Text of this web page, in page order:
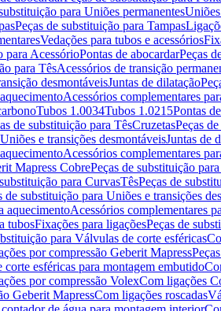
para Uniões permanentes
Peças de substituição para Tampas
Vedações para tubos e acessórios
para AcessórioPontas de abocardarPeças
para TêsAcessórios de transição
desmontáveisJuntas de dilatação
Acessórios complementares
Tubos 1.0034Tubos 1.0215Pontas
de substituição para TêsCruzetasPeças
e transições desmontáveisJuntas de
Acessórios complementares
Mapress CobrePeças de substituição
para CurvasTêsPeças de
de substituição para Uniões e transições
aquecimentoAcessórios complementares
tubosFixações para ligaçõesPeças de
para Válvulas de corte esféricas
por compressão Geberit Mapress
esféricas para montagem embutido
por compressão VolexCom ligações
Geberit MapressCom ligações roscadas